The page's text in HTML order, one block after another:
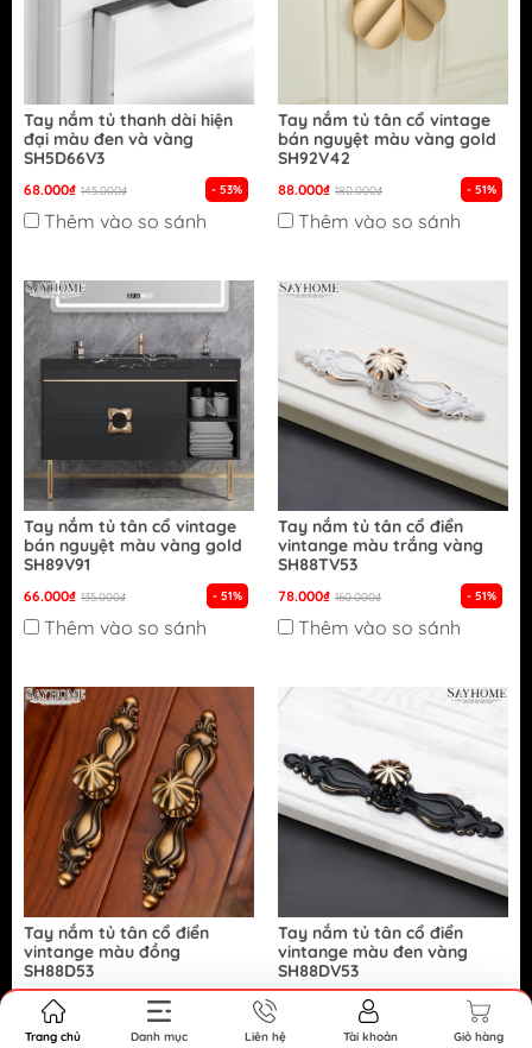
Tay nắm tủ thanh dài hiện
đại màu đen và vàng
SH5D66V3
68.000₫ 145.000₫ - 53%
Thêm vào so sánh
Tay nắm tủ tân cổ vintage
bán nguyệt màu vàng gold
SH92V42
88.000₫ 180.000₫ - 51%
Thêm vào so sánh
Tay nắm tủ tân cổ vintage
bán nguyệt màu vàng gold
SH89V91
66.000₫ 135.000₫ - 51%
Thêm vào so sánh
Tay nắm tủ tân cổ điển
vintange màu trắng vàng
SH88TV53
78.000₫ 160.000₫ - 51%
Thêm vào so sánh
Tay nắm tủ tân cổ điển
vintange màu đồng
SH88D53
86.000₫
Thêm vào so sánh
Tay nắm tủ tân cổ điển
vintange màu đen vàng
SH88DV53
160.000₫ - 51%
Thêm vào so sánh
Trang chủ Danh mục Liên hệ Tài khoản Giỏ hàng